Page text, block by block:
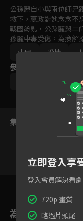
公孫麗自小與兩位師兄
救下，嬴政對她念念不
戰國紛亂，公孫麗與二
孫麗中毒受傷。為換解
現已懷有身孕，嬴政替
覺愛上了他。麗姬面對
尊重，感化身邊每個人
中國
愛情
參與演員
張彬彬
集數列表
13 14
為您推薦
立即登入享
登入會員解決看
720p 畫質
略過片頭尾